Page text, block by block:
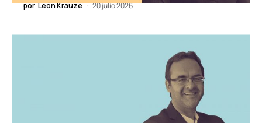
por León Krauze 20 julio 2026